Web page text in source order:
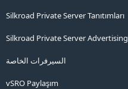
Silkroad Private Server Tanıtımları
Silkroad Private Server Advertising
السيرفرات الخاصة
vSRO Paylaşım